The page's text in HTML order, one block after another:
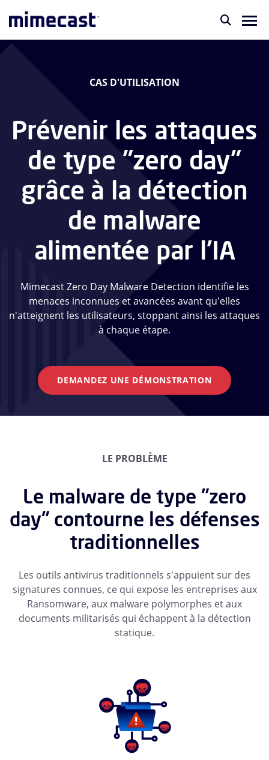
CAS D'UTILISATION
Prévenir les attaques
de type "zero day"
grâce à la détection
de malware
alimentée par l'IA
Mimecast Zero Day Malware Detection identifie les
menaces inconnues et avancées avant qu'elles
n'atteignent les utilisateurs, stoppant ainsi les attaques
à chaque étape.
DEMANDEZ UNE DÉMONSTRATION
LE PROBLÈME
Le malware de type "zero
day" contourne les défenses
traditionnelles
Les outils antivirus traditionnels s'appuient sur des
signatures connues, ce qui expose les entreprises aux
Ransomware, aux malware polymorphes et aux
documents militarisés qui échappent à la détection
statique.